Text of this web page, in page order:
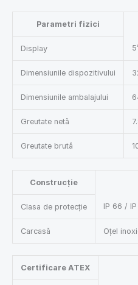
Parametri fizici
Display
Dimensiunile dispozitivului
Dimensiunile ambalajului
Greutate netă
Greutate brută
Construcție
Clasa de protecție IP 66 /
Carcasă Oțel
Certificare ATEX